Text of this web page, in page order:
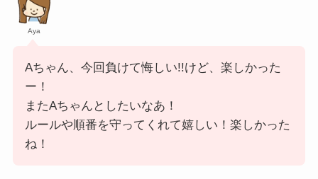
Aya
Aちゃん、今回負けて悔しい!!けど、楽しかった
ー！
またAちゃんとしたいなあ！
ルールや順番を守ってくれて嬉しい！楽しかった
ね！